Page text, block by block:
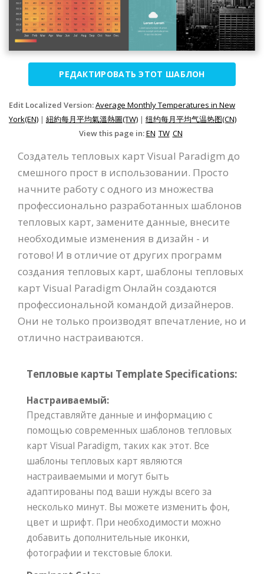
РЕДАКТИРОВАТЬ ЭТОТ ШАБЛОН
Edit Localized Version:Average Monthly Temperatures in New
York(EN) | 紐約每月平均氣溫熱圖(TW) | 纽约每月平均气温热图(CN)
View this page in:EN TW CN
Создатель тепловых карт Visual Paradigm до
смешного прост в использовании. Просто
начните работу с одного из множества
профессионально разработанных шаблонов
тепловых карт, замените данные, внесите
необходимые изменения в дизайн - и
готово! И в отличие от других программ
создания тепловых карт, шаблоны тепловых
карт Visual Paradigm Онлайн создаются
профессиональной командой дизайнеров.
Они не только производят впечатление, но и
отлично настраиваются.
Тепловые карты Template Specifications:
Настраиваемый:
Представляйте данные и информацию с
помощью современных шаблонов тепловых
карт Visual Paradigm, таких как этот. Все
шаблоны тепловых карт являются
настраиваемыми и могут быть
адаптированы под ваши нужды всего за
несколько минут. Вы можете изменить фон,
цвет и шрифт. При необходимости можно
добавить дополнительные иконки,
фотографии и текстовые блоки.